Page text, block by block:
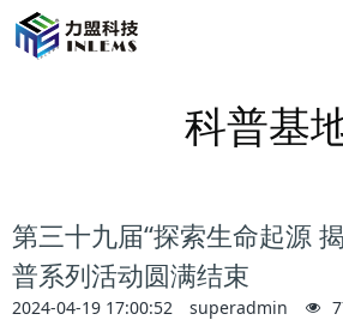
科普基
第三十九届“探索生命起源
普系列活动圆满结束
2024-04-19 17:00:52 superadmin